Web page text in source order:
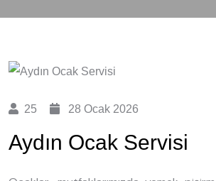
25 28 Ocak 2026
Aydın Ocak Servisi